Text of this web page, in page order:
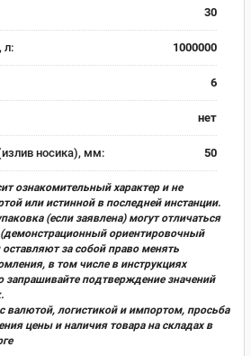
30
л: 1000000
6
нет
носика), мм: 50
ознакомительный характер и не
или истинной в последней инстанции.
(если заявлена) могут отличаться
(демонстрационный ориентировочный
за собой право менять
в том числе в инструкциях
запрашивайте подтверждение значений
валютой, логистикой и импортом, просьба
цены и наличия товара на складах в